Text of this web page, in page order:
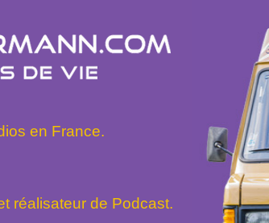
en France.
réalisateur de Podcast.